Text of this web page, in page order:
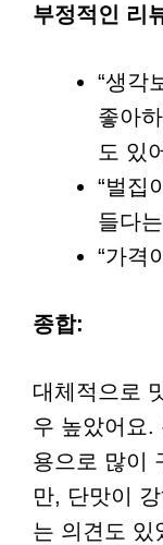
부정적인 리
“생각
좋아
도 있
“벌집
들다
“가격
종합:
대체적으로
우 높았어요.
용으로 많이
만, 단맛이
는 의견도 있